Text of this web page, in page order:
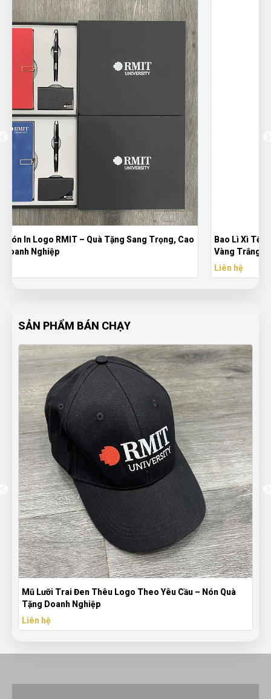
Bao Lì Xì Tết Họa Tiết Chuột Dễ Thương – Mẫu Lì Xì Tông
Vàng Trắng
SẢN PHẨM BÁN CHẠY
Bút Bi Mực Gel Thiên Long Có Nắp Đậy - Bút Bi In Logo
Theo Yêu Cầu
Liên hệ